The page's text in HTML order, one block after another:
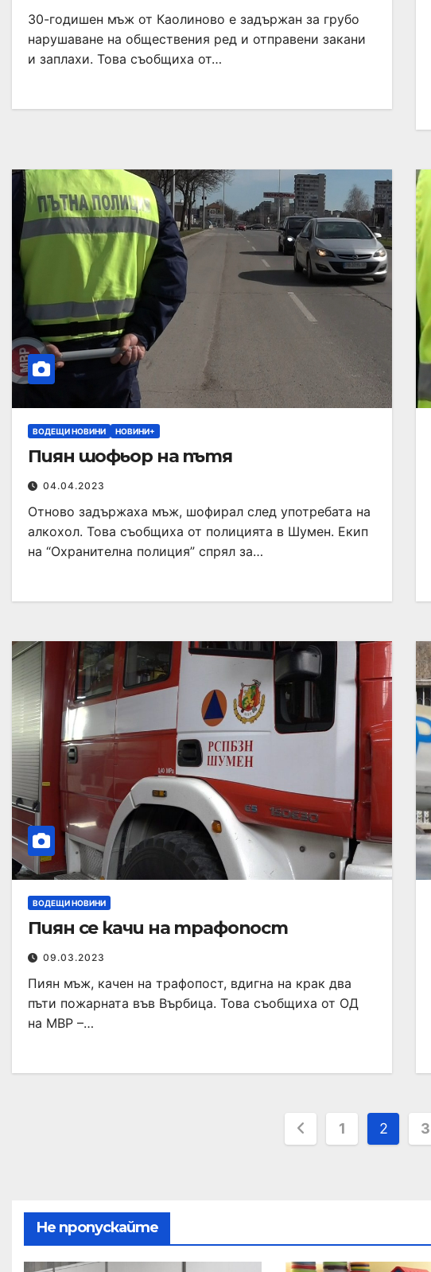
30-годишен мъж от Каолиново е задържан за грубо
нарушаване на обществения ред и отправени закани
и заплахи. Това съобщиха от…
ВОДЕЩИ НОВИНИ НОВИНИ+
Пиян шофьор на пътя
04.04.2023
Отново задържаха мъж, шофирал след употребата на
алкохол. Това съобщиха от полицията в Шумен. Екип
на “Охранителна полиция” спрял за…
ВОДЕЩИ НОВИНИ
Пиян се качи на трафопост
09.03.2023
Пиян мъж, качен на трафопост, вдигна на крак два
пъти пожарната във Върбица. Това съобщиха от ОД
на МВР –…
1 2 3
Не пропускайте